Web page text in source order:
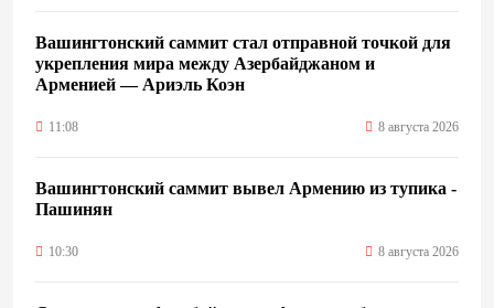
Вашингтонский саммит стал отправной точкой для
укрепления мира между Азербайджаном и
Арменией — Ариэль Коэн
11:08 8 августа 2026
Вашингтонский саммит вывел Армению из тупика -
Пашинян
10:30 8 августа 2026